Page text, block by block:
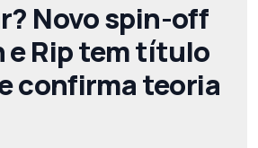
Novo spin-off
e Rip tem título
confirma teoria